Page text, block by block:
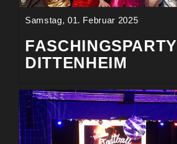
Samstag, 01. Februar 2025
FASCHINGSPARTY
DITTENHEIM